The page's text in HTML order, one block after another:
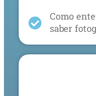
Como
saber